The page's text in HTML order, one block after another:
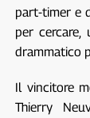
part-timer e
per
drammatico
Il vincitore
Thierry